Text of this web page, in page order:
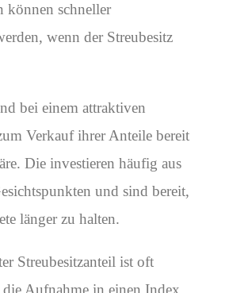
können schneller
wenn der Streubesitz
bei einem attraktiven
Verkauf ihrer Anteile bereit
Die investieren häufig aus
und sind bereit,
länger zu halten.
Streubesitzanteil ist oft